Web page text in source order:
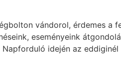
vándorol, érdemes
eseményeink
idején az